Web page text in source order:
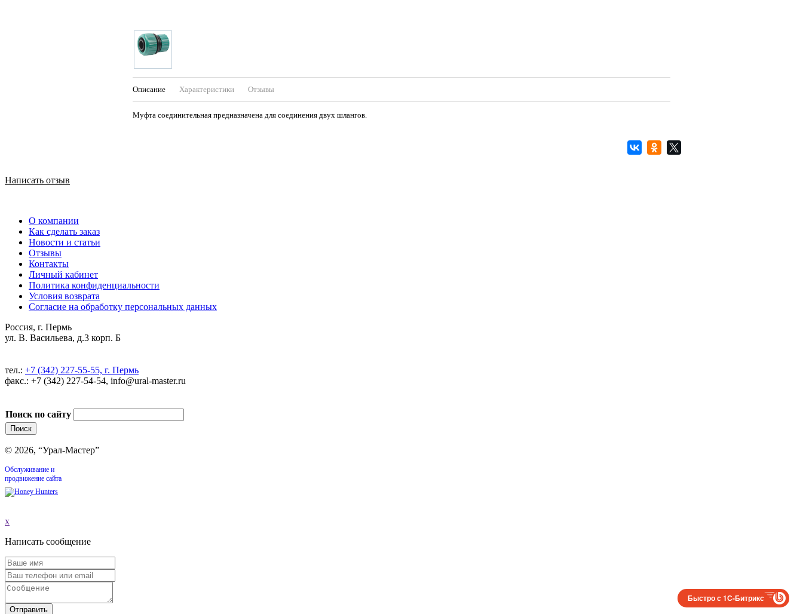
Описание Характеристики Отзывы
Муфта соединительная предназначена для соединения двух шлангов.
Написать отзыв
О компании
Как сделать заказ
Новости и статьи
Отзывы
Контакты
Личный кабинет
Политика конфиденциальности
Условия возврата
Согласие на обработку персональных данных
Россия, г. Пермь
ул. В. Васильева, д.3 корп. Б
тел.: +7 (342) 227-55-55, г. Пермь
факс.: +7 (342) 227-54-54, info@ural-master.ru
Поиск по сайту
© 2026, “Урал-Мастер”
Обслуживание и
продвижение сайта
x
Написать сообщение
Отправить
Быстро с 1С-Битрикс